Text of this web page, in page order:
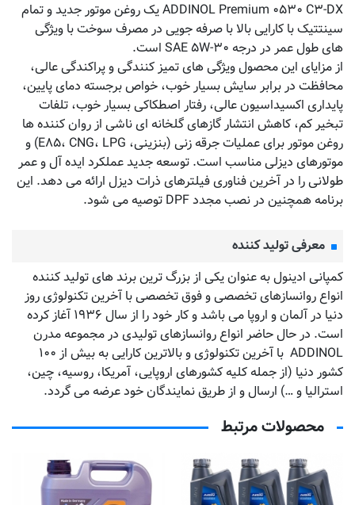
ADDINOL Premium ۰۵۳۰ C۳-DX یک روغن موتور جدید و تمام
سینتتیک با کارایی بالا با صرفه جویی در مصرف سوخت با ویژگی
های طول عمر در درجه SAE ۵W-۳۰ است.
از مزایای این محصول ویژگی های تمیز کنندگی و پراکندگی عالی،
محافظت در برابر سایش بسیار خوب، خواص برجسته دمای پایین،
پایداری اکسیداسیون عالی، رفتار اصطکاکی بسیار خوب، تلفات
تبخیر کم، کاهش انتشار گازهای گلخانه ای ناشی از روان کننده ها
روغن موتور برای عملیات جرقه زنی (بنزینی، E۸۵، CNG، LPG) و
موتورهای دیزلی مناسب است. توسعه جدید عملکرد ایده آل و عمر
طولانی را در آخرین فناوری فیلترهای ذرات دیزل ارائه می دهد. این
برنامه همچنین در نصب مجدد DPF توصیه می شود.
معرفی تولید کننده
کمپانی ادینول به عنوان یکی از بزرگ ترین برند های تولید کننده
انواع روانسازهای تخصصی و فوق تخصصی با آخرین تکنولوژی روز
دنیا در آلمان و اروپا می باشد و کار خود را از سال ۱۹۳۶ آغاز کرده
است. در حال حاضر انواع روانسازهای تولیدی در مجموعه مدرن
ADDINOL با آخرین تکنولوژی و بالاترین کارایی به بیش از ۱۰۰
کشور دنیا (از جمله کلیه کشورهای اروپایی، آمریکا، روسیه، چین،
استرالیا و …) ارسال و از طریق نمایندگان خود عرضه می گردد.
محصولات مرتبط